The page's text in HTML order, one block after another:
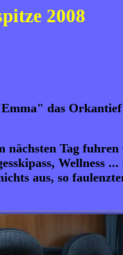
2008
das Orkantief
nächsten Tag
Wellness ...
aus, so